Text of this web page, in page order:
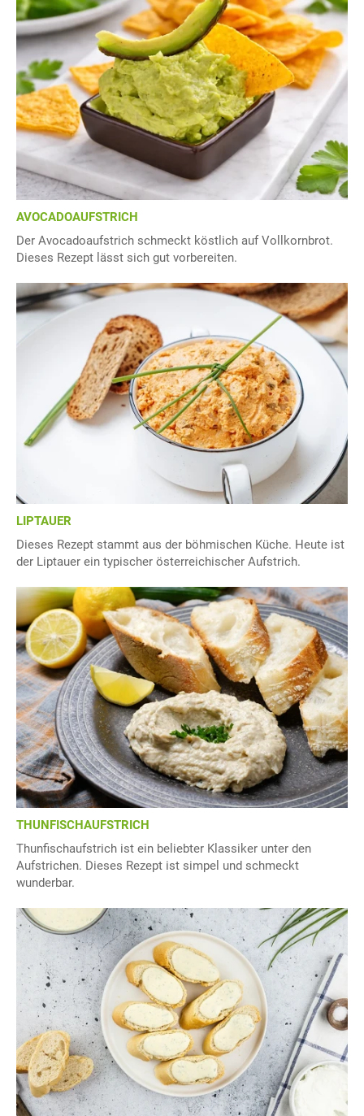
AVOCADOAUFSTRICH
Der Avocadoaufstrich schmeckt köstlich auf Vollkornbrot.
Dieses Rezept lässt sich gut vorbereiten.
LIPTAUER
Dieses Rezept stammt aus der böhmischen Küche. Heute ist
der Liptauer ein typischer österreichischer Aufstrich.
THUNFISCHAUFSTRICH
Thunfischaufstrich ist ein beliebter Klassiker unter den
Aufstrichen. Dieses Rezept ist simpel und schmeckt
wunderbar.